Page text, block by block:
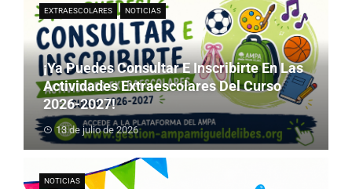
EXTRAESCOLARES NOTICIAS
¡Ya Puedes Consultar E Inscribirte En Las
Actividades Extraescolares Del Curso
2026-2027!
13 de julio de 2026
NOTICIAS